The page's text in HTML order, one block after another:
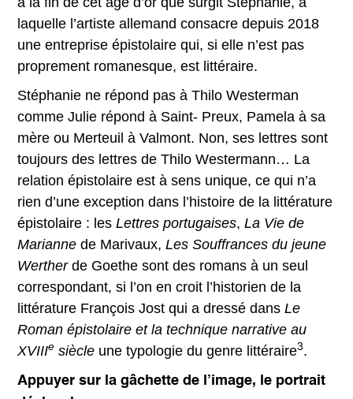
laquelle l’artiste allemand consacre depuis 2018
une entreprise épistolaire qui, si elle n’est pas
proprement romanesque, est littéraire.
Stéphanie ne répond pas à Thilo Westerman
comme Julie répond à Saint- Preux, Pamela à sa
mère ou Merteuil à Valmont. Non, ses lettres sont
toujours des lettres de Thilo Westermann… La
relation épistolaire est à sens unique, ce qui n’a
rien d’une exception dans l’histoire de la littérature
épistolaire : lesLettres portugaises,La Vie de
Marianne de Marivaux,Les Souffrances du jeune
Wertherde Goethe sont des romans à un seul
correspondant, si l’on en croit l’historien de la
littérature François Jost qui a dressé dansLe
Roman épistolaire et la technique narrative au
XVIIIe siècle une typologie du genre littéraire3.
Appuyer sur la gâchette de l’image, le portrait